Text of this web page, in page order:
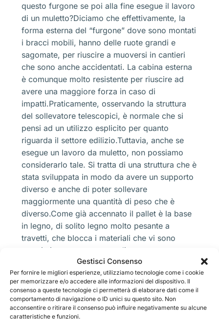
Gestisci Consenso
Per fornire le migliori esperienze, utilizziamo tecnologie come i cookie
per memorizzare e/o accedere alle informazioni del dispositivo. Il
consenso a queste tecnologie ci permetterà di elaborare dati come il
comportamento di navigazione o ID unici su questo sito. Non
acconsentire o ritirare il consenso può influire negativamente su alcune
caratteristiche e funzioni.
questo furgone se poi alla fine esegue il lavoro
di un muletto?Diciamo che effettivamente, la
forma esterna del “furgone” dove sono montati
i bracci mobili, hanno delle ruote grandi e
sagomate, per riuscire a muoversi in cantieri
che sono anche accidentati. La cabina esterna
è comunque molto resistente per riuscire ad
avere una maggiore forza in caso di
impatti.Praticamente, osservando la struttura
del sollevatore telescopici, è normale che si
pensi ad un utilizzo esplicito per quanto
riguarda il settore edilizio.Tuttavia, anche se
esegue un lavoro da muletto, non possiamo
considerarlo tale. Si tratta di una struttura che è
stata sviluppata in modo da avere un supporto
diverso e anche di poter sollevare
maggiormente una quantità di peso che è
diverso.Come già accennato il pallet è la base
in legno, di solito legno molto pesante a
travetti, che blocca i materiali che vi sono
poggiati, questo permette di avere una
maggiore stabilità di trasporto e, allo stesso
tempo, riduce le cadute o gli impianti in caso di
sbilanciamento.All’interno dei container,
furgoni, camion e perfino nei vagoni ferroviari,
c’è sempre un utilizzo di queste strutture che